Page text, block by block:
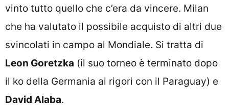
vinto tutto quello che c’era da vincere. Milan
che ha valutato il possibile acquisto di altri due
svincolati in campo al Mondiale. Si tratta di
Leon Goretzka (il suo torneo è terminato dopo
il ko della Germania ai rigori con il Paraguay) e
David Alaba.